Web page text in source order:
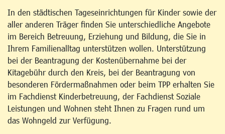
In den städtischen Tageseinrichtungen für Kinder sowie der
aller anderen Träger finden Sie unterschiedliche Angebote
im Bereich Betreuung, Erziehung und Bildung, die Sie in
Ihrem Familienalltag unterstützen wollen. Unterstützung
bei der Beantragung der Kostenübernahme bei der
Kitagebühr durch den Kreis, bei der Beantragung von
besonderen Fördermaßnahmen oder beim TPP erhalten Sie
im Fachdienst Kinderbetreuung, der Fachdienst Soziale
Leistungen und Wohnen steht Ihnen zu Fragen rund um
das Wohngeld zur Verfügung.